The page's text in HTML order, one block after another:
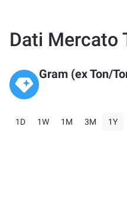
Dati Mercato
Gram (ex Ton/
1D 1W 1M 3M 1Y